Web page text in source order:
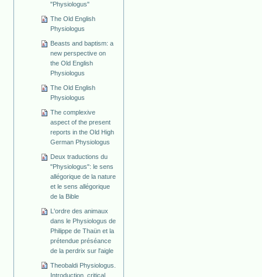
"Physiologus"
The Old English
Physiologus
Beasts and baptism: a
new perspective on
the Old English
Physiologus
The Old English
Physiologus
The complexive
aspect of the present
reports in the Old High
German Physiologus
Deux traductions du
"Physiologus": le sens
allégorique de la nature
et le sens allégorique
de la Bible
L'ordre des animaux
dans le Physiologus de
Philippe de Thaün et la
prétendue préséance
de la perdrix sur l'aigle
Theobaldi Physiologus.
Introduction, critical